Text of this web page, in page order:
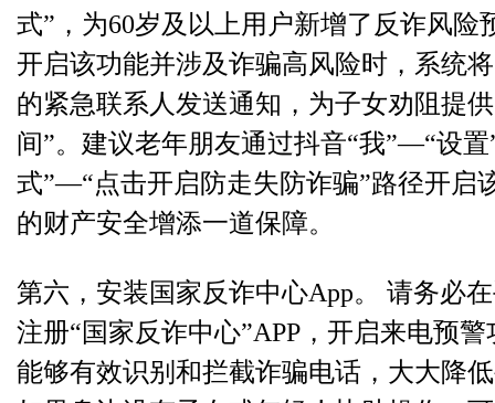
式”，为60岁及以上用户新增了反诈风险
开启该功能并涉及诈骗高风险时，系统
的紧急联系人发送通知，为子女劝阻提
间”。建议老年朋友通过抖音“我”—“设
式”—“点击开启防走失防诈骗”路径开启
的财产安全增添一道保障。
第六，安装国家反诈中心App。 请务必
注册“国家反诈中心”APP，开启来电预
能够有效识别和拦截诈骗电话，大大降